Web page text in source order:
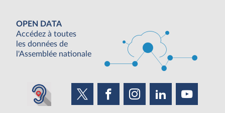
OPEN DATA
Accédez à toutes
les données de
l'Assemblée nationale